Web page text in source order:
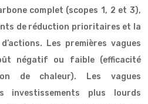
complet (scopes 1, 2 et 3),
de réduction prioritaires et la
Les premières vagues
négatif ou faible (efficacité
de chaleur). Les vagues
investissements plus lourds